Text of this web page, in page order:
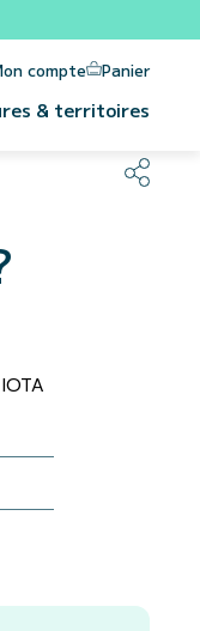
compte Panier
& territoires